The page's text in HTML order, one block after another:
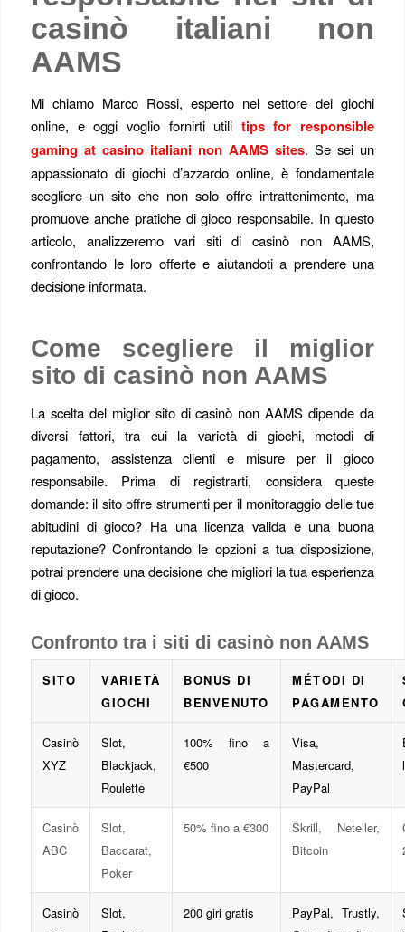
casinò italiani non
AAMS
Mi chiamo Marco Rossi, esperto nel settore dei giochi
online, e oggi voglio fornirti utili tips for responsible
gaming at casino italiani non AAMS sites. Se sei un
appassionato di giochi d’azzardo online, è fondamentale
scegliere un sito che non solo offre intrattenimento, ma
promuove anche pratiche di gioco responsabile. In questo
articolo, analizzeremo vari siti di casinò non AAMS,
confrontando le loro offerte e aiutandoti a prendere una
decisione informata.
Come scegliere il miglior
sito di casinò non AAMS
La scelta del miglior sito di casinò non AAMS dipende da
diversi fattori, tra cui la varietà di giochi, metodi di
pagamento, assistenza clienti e misure per il gioco
responsabile. Prima di registrarti, considera queste
domande: il sito offre strumenti per il monitoraggio delle tue
abitudini di gioco? Ha una licenza valida e una buona
reputazione? Confrontando le opzioni a tua disposizione,
potrai prendere una decisione che migliori la tua esperienza
di gioco.
Confronto tra i siti di casinò non AAMS
SITO
VARIETÀ
GIOCHI
BONUS DI
BENVENUTO
MÉTODI DI
PAGAMENTO
Casinò
XYZ
Slot,
Blackjack,
Roulette
100% fino a
€500
Visa,
Mastercard,
PayPal
Casinò
ABC
Slot,
Baccarat,
Poker
50% fino a €300
Skrill, Neteller,
Bitcoin
Casinò
Slot,
200 giri gratis
PayPal, Trustly,